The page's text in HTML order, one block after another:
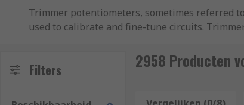
Trimmer potentiometers, sometimes referred
used to calibrate and fine-tune circuits.
Trimmer potentiometers are not adjusted very
Filters 2958 Producten